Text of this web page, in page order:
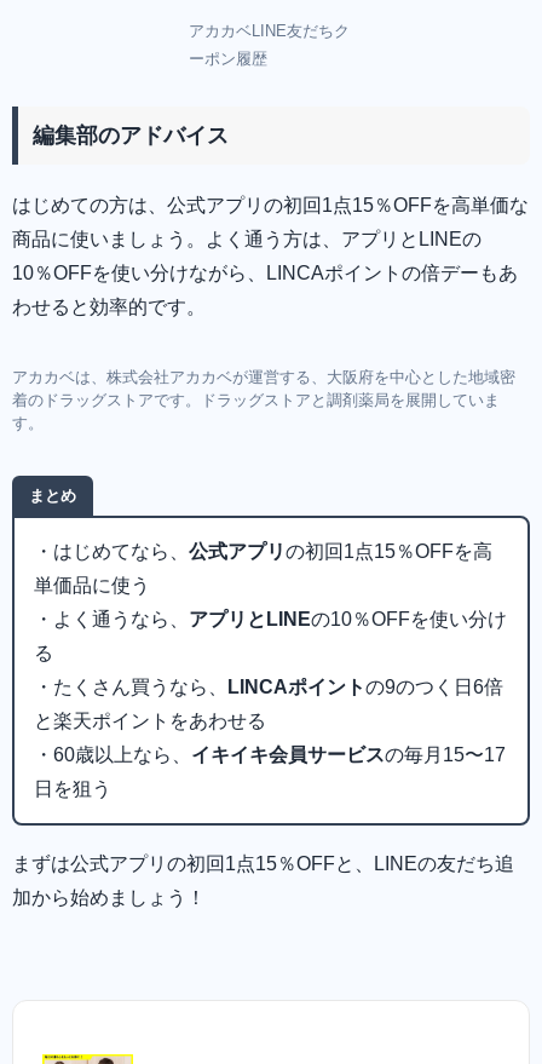
アカカベLINE友だちク
ーポン履歴
編集部のアドバイス
はじめての方は、公式アプリの初回1点15％OFFを高単価な
商品に使いましょう。よく通う方は、アプリとLINEの
10％OFFを使い分けながら、LINCAポイントの倍デーもあ
わせると効率的です。
アカカベは、株式会社アカカベが運営する、大阪府を中心とした地域密
着のドラッグストアです。ドラッグストアと調剤薬局を展開していま
す。
まとめ
・はじめてなら、 公式アプリの初回1点15％OFFを高
単価品に使う
・よく通うなら、 アプリとLINEの10％OFFを使い分け
る
・たくさん買うなら、
LINCAポイントの9のつく日6倍
と楽天ポイントをあわせる
・60歳以上なら、 イキイキ会員サービスの毎月15〜17
日を狙う
まずは公式アプリの初回1点15％OFFと、LINEの友だち追
加から始めましょう！